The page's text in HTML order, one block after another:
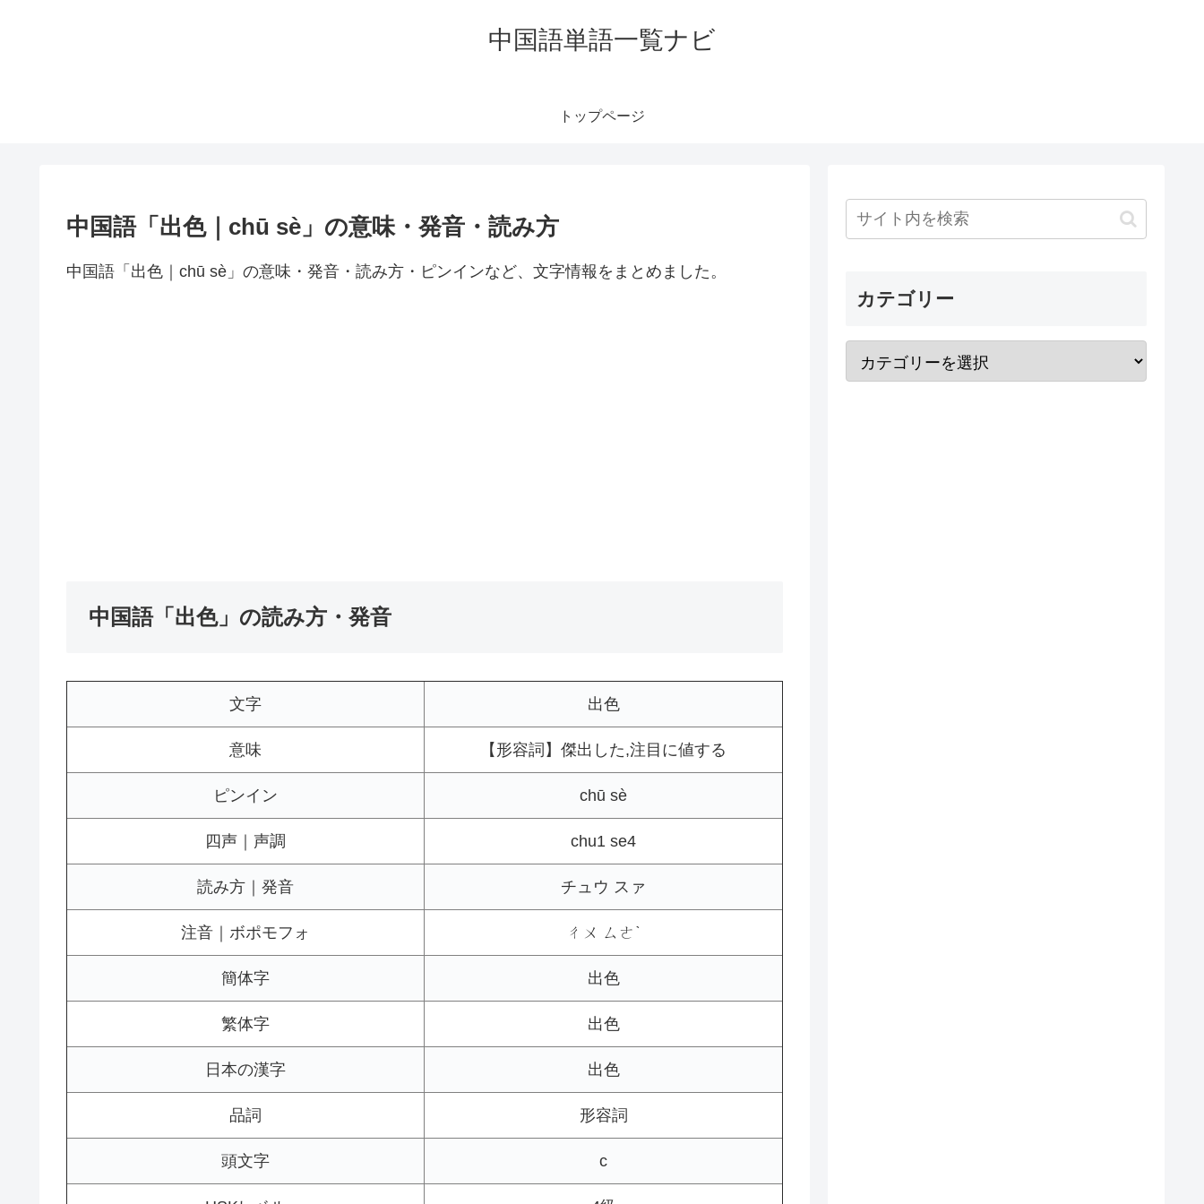
中国語単語一覧ナビ
トップページ
中国語「出色｜chū sè」の意味・発音・読み方
中国語「出色｜chū sè」の意味・発音・読み方・ピンインなど、文字情報をまとめました。
中国語「出色」の読み方・発音
文字 出色
意味 【形容詞】傑出した,注目に値する
ピンイン chū sè
四声｜声調 chu1 se4
読み方｜発音 チュウ スァ
注音｜ボポモフォ ㄔㄨ ㄙㄜˋ
簡体字 出色
繁体字 出色
日本の漢字 出色
品詞 形容詞
頭文字 c
カテゴリー